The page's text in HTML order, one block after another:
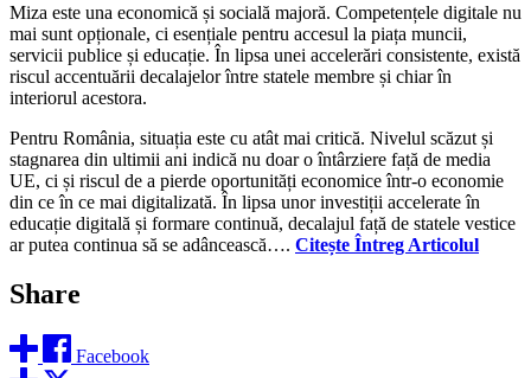
Miza este una economică și socială majoră. Competențele digitale nu
mai sunt opționale, ci esențiale pentru accesul la piața muncii,
servicii publice și educație. În lipsa unei accelerări consistente, există
riscul accentuării decalajelor între statele membre și chiar în
interiorul acestora.
Pentru România, situația este cu atât mai critică. Nivelul scăzut și
stagnarea din ultimii ani indică nu doar o întârziere față de media
UE, ci și riscul de a pierde oportunități economice într-o economie
din ce în ce mai digitalizată. În lipsa unor investiții accelerate în
educație digitală și formare continuă, decalajul față de statele vestice
ar putea continua să se adâncească…. Citește Întreg Articolul
Share
Facebook